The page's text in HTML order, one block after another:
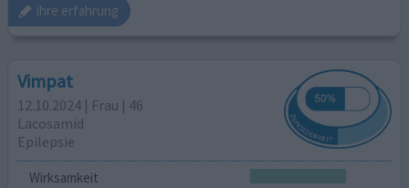
ihre erfahrung
Vimpat
12.10.2024 | Frau | 46
Lacosamid
Epilepsie
Wirksamkeit